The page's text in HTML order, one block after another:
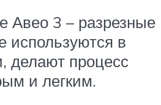
Авео 3 – разрезные
используются в
делают процесс
и легким.